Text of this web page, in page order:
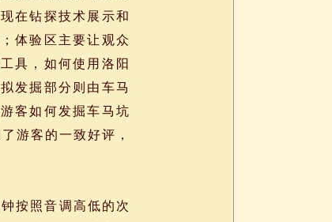
在钻探技术展示和
体验区主要让观众
具，如何使用洛阳
发掘部分则由车马
客如何发掘车马坑
游客的一致好评，
按照音调高低的次